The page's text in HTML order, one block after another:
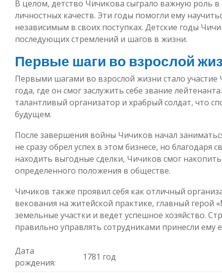
В целом, детство Чичикова сыграло важную роль
личностных качеств. Эти годы помогли ему
независимым в своих поступках. Детские годы
последующих стремлений и шагов в жизни.
Первые шаги во взрослой
Первыми шагами во взрослой жизни стало участие
года, где он смог заслужить себе звание
талантливый организатор и храбрый солдат, что
будущем.
После завершения войны Чичиков начал
не сразу обрел успех в этом бизнесе, но
находить выгодные сделки, Чичиков смог
определенного положения в обществе.
Чичиков также проявил себя как отличный
векования на житейской практике, главный
земельные участки и ведет успешное хозяйство.
правильно управлять сотрудниками принесли ему
Дата
рождения:
1781 год